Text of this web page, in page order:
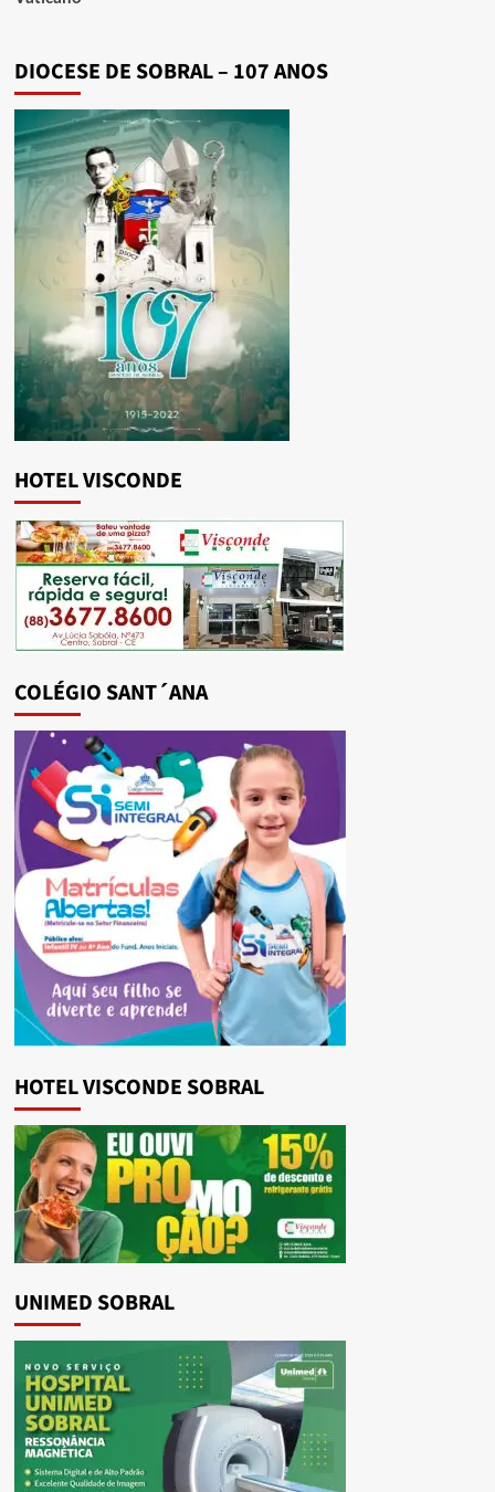
DIOCESE DE SOBRAL – 107 ANOS
HOTEL VISCONDE
COLÉGIO SANT´ANA
HOTEL VISCONDE SOBRAL
UNIMED SOBRAL